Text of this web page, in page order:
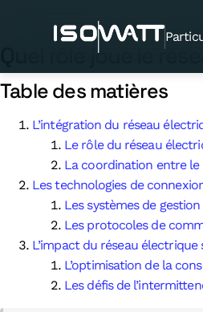
Quel rôle
Quel rôle joue le
Table des matières
L’intégration du réseau
Le rôle du réseau
La coordination entre
Les technologies de
Les systèmes de
Les protocoles de
L’impact du réseau
L’optimisation de la
Les défis de